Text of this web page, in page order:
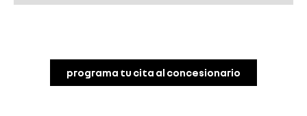
programa tu cita al concesionario